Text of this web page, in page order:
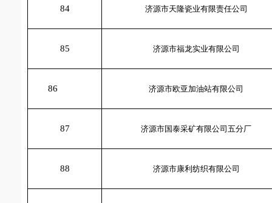
84 济源市天隆瓷业有限责任公司
85 济源市福龙实业有限公司
86 济源市欧亚加油站有限公司
87 济源市国泰采矿有限公司五分厂
88 济源市康利纺织有限公司